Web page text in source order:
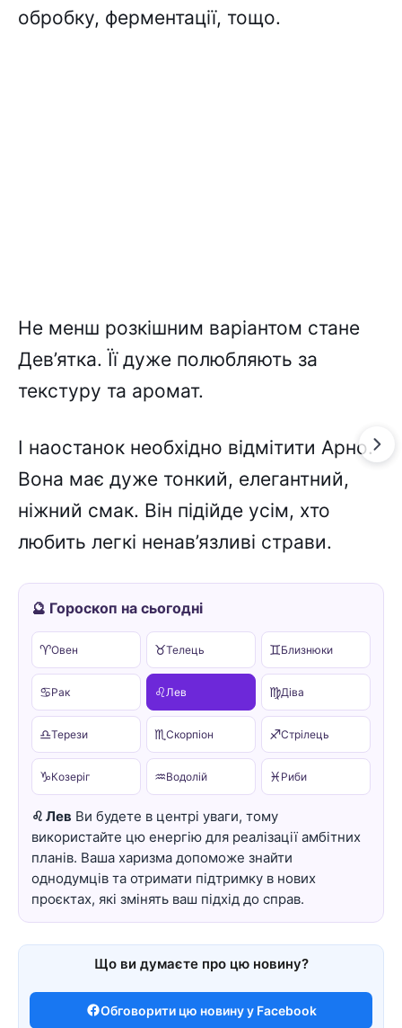
обробку, ферментації, тощо.
Не менш розкішним варіантом стане
Дев’ятка. Її дуже полюбляють за
текстуру та аромат.
І наостанок необхідно відмітити Арно.
Вона має дуже тонкий, елегантний,
ніжний смак. Він підійде усім, хто
любить легкі ненав’язливі страви.
🔮 Гороскоп на сьогодні
♈Овен ♉Телець ♊Близнюки
♋Рак ♌ Лев ♍Діва
♎Терези ♏Скорпіон ♐Стрілець
♑Козеріг ♒Водолій ♓ Риби
♌ Лев Ви будете в центрі уваги, тому
використайте цю енергію для реалізації амбітних
планів. Ваша харизма допоможе знайти
однодумців та отримати підтримку в нових
проєктах, які змінять ваш підхід до справ.
Що ви думаєте про цю новину?
Обговорити цю новину у Facebook